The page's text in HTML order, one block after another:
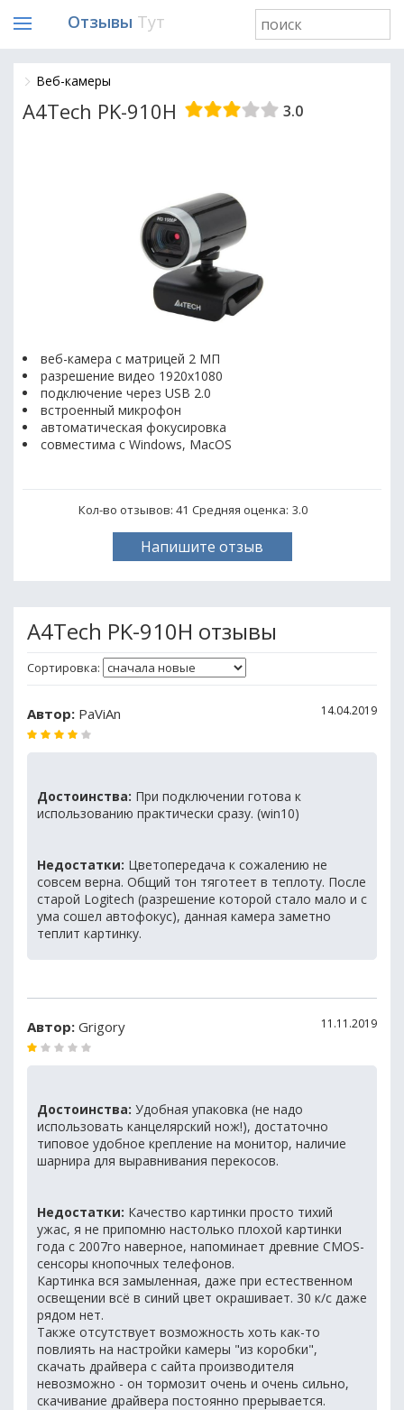
Отзывы Тут
Веб-камеры
A4Tech PK-910H 3.0
веб-камера с матрицей 2 МП
разрешение видео 1920x1080
подключение через USB 2.0
встроенный микрофон
автоматическая фокусировка
совместима с Windows, MacOS
Кол-во отзывов: 41 Средняя оценка: 3.0
Напишите отзыв
A4Tech PK-910H отзывы
Сортировка:
Автор: PaViAn 14.04.2019
Достоинства: При подключении готова к
использованию практически сразу. (win10)
Недостатки: Цветопередача к сожалению не
совсем верна. Общий тон тяготеет в теплоту. После
старой Logitech (разрешение которой стало мало и с
ума сошел автофокус), данная камера заметно
теплит картинку.
Автор: Grigory 11.11.2019
Достоинства: Удобная упаковка (не надо
использовать канцелярский нож!), достаточно
типовое удобное крепление на монитор, наличие
шарнира для выравнивания перекосов.
Недостатки: Качество картинки просто тихий
ужас, я не припомню настолько плохой картинки
года с 2007го наверное, напоминает древние CMOS-
сенсоры кнопочных телефонов.
Картинка вся замыленная, даже при естественном
освещении всё в синий цвет окрашивает. 30 к/с даже
рядом нет.
Также отсутствует возможность хоть как-то
повлиять на настройки камеры "из коробки",
скачать драйвера с сайта производителя
невозможно - он тормозит очень и очень сильно,
скачивание драйвера постоянно прерывается.